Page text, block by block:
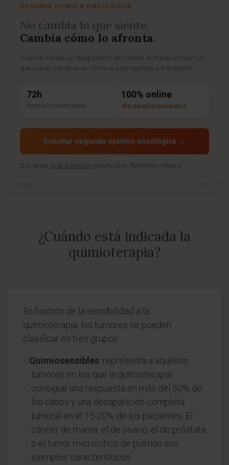
SEGUNDA OPINIÓN ONCOLÓGICA
No cambia lo que siente.
Cambia cómo lo afronta.
Cuando recibe un diagnóstico de cáncer, el miedo es real. Lo
que puede cambiar es cómo le acompañan a transitarlo.
72h
Respuesta garantizada
100% online
Sin desplazamientos
Solicitar segunda opinión oncológica →
Si lo desea, pida la revisión presencial en Pamplona o Madrid.
¿Cuándo está indicada la
quimioterapia?
En función de la sensibilidad a la
quimioterapia, los tumores se pueden
clasificar en tres grupos:
Quimiosensibles: representa a aquellos
tumores en los que la quimioterapia
consigue una respuesta en más del 50% de
los casos y una desaparición completa
tumoral en el 15-20% de los pacientes. El
cáncer de mama, el de ovario, el de próstata
o el tumor microcítico de pulmón son
ejemplos característicos.